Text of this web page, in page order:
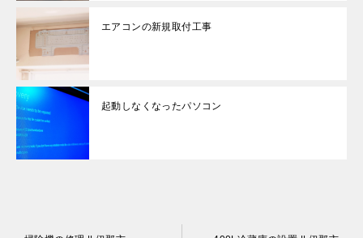
エアコンの新規取付工事
起動しなくなったパソコン